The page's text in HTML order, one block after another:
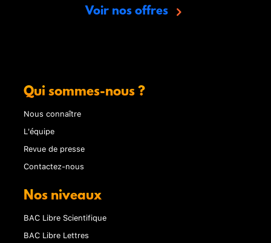
Voir nos offres
Qui sommes-nous ?
Nous connaître
L'équipe
Revue de presse
Contactez-nous
Nos niveaux
BAC Libre Scientifique
BAC Libre Lettres